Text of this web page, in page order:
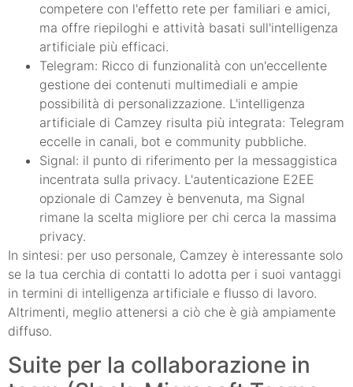
competere con l'effetto rete per familiari e amici,
ma offre riepiloghi e attività basati sull'intelligenza
artificiale più efficaci.
Telegram: Ricco di funzionalità con un'eccellente
gestione dei contenuti multimediali e ampie
possibilità di personalizzazione. L'intelligenza
artificiale di Camzey risulta più integrata: Telegram
eccelle in canali, bot e community pubbliche.
Signal: il punto di riferimento per la messaggistica
incentrata sulla privacy. L'autenticazione E2EE
opzionale di Camzey è benvenuta, ma Signal
rimane la scelta migliore per chi cerca la massima
privacy.
In sintesi: per uso personale, Camzey è interessante solo
se la tua cerchia di contatti lo adotta per i suoi vantaggi
in termini di intelligenza artificiale e flusso di lavoro.
Altrimenti, meglio attenersi a ciò che è già ampiamente
diffuso.
Suite per la collaborazione in